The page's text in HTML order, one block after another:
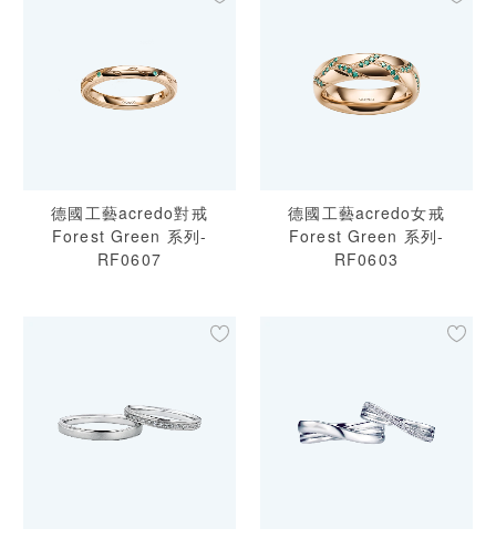
德國工藝acredo對戒
Forest Green 系列-
RF0607
德國工藝acredo女戒
Forest Green 系列-
RF0603